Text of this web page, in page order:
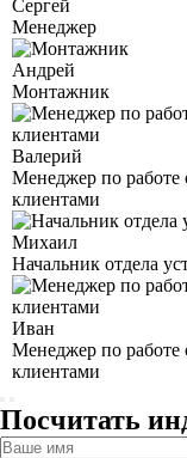
Сергей
Менеджер
Андрей
Монтажник
Валерий
Менеджер по работе
клиентами
Михаил
Начальник отдела
Иван
Менеджер по работе
клиентами
Посчитать